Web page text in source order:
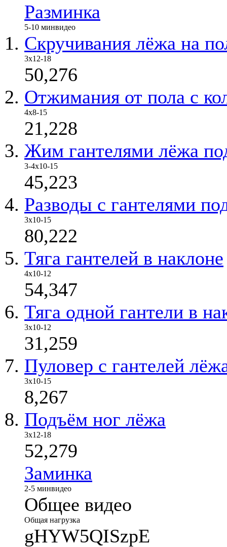
Разминка
5-10 минвидео
Скручивания лёжа на
3х12-18
50,276
Отжимания от пола с
4х8-15
21,228
Жим гантелями лёжа
3-4x10-15
45,223
Разводы с гантелями
3x10-15
80,222
Тяга гантелей в наклоне
4х10-12
54,347
Тяга одной гантели в
3х10-12
31,259
Пуловер с гантелей
3х10-15
8,267
Подъём ног лёжа
3х12-18
52,279
Заминка
2-5 минвидео
Общее видео
Общая нагрузка
gHYW5QISzpE